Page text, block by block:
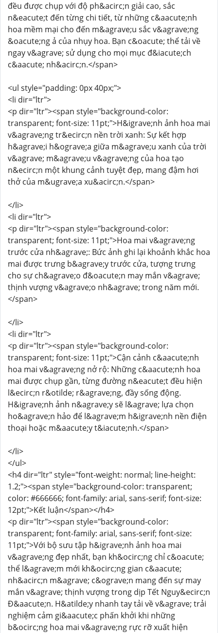
đều được chụp với độ ph&acirc;n giải cao, sắc
n&eacute;t đến từng chi tiết, từ những c&aacute;nh
hoa mềm mại cho đến m&agrave;u sắc v&agrave;ng
&oacute;ng ả của nhụy hoa. Bạn c&oacute; thể tải về
ngay v&agrave; sử dụng cho mọi mục đ&iacute;ch
c&aacute; nh&acirc;n.</span>
<ul style="padding: 0px 40px;">
<li dir="ltr">
<p dir="ltr"><span style="background-color:
transparent; font-size: 11pt;">H&igrave;nh ảnh hoa mai
v&agrave;ng tr&ecirc;n nền trời xanh: Sự kết hợp
h&agrave;i h&ograve;a giữa m&agrave;u xanh của trời
v&agrave; m&agrave;u v&agrave;ng của hoa tạo
n&ecirc;n một khung cảnh tuyệt đẹp, mang đậm hơi
thở của m&ugrave;a xu&acirc;n.</span>
</li>
<li dir="ltr">
<p dir="ltr"><span style="background-color:
transparent; font-size: 11pt;">Hoa mai v&agrave;ng
trước cửa nh&agrave;: Bức ảnh ghi lại khoảnh khắc hoa
mai được trưng b&agrave;y trước cửa, tượng trưng
cho sự ch&agrave;o đ&oacute;n may mắn v&agrave;
thịnh vượng v&agrave;o nh&agrave; trong năm mới.
</span>
</li>
<li dir="ltr">
<p dir="ltr"><span style="background-color:
transparent; font-size: 11pt;">Cận cảnh c&aacute;nh
hoa mai v&agrave;ng nở rộ: Những c&aacute;nh hoa
mai được chụp gần, từng đường n&eacute;t đều hiện
l&ecirc;n r&otilde; r&agrave;ng, đầy sống động.
H&igrave;nh ảnh n&agrave;y sẽ l&agrave; lựa chọn
ho&agrave;n hảo để l&agrave;m h&igrave;nh nền điện
thoại hoặc m&aacute;y t&iacute;nh.</span>
</li>
</ul>
<h4 dir="ltr" style="font-weight: normal; line-height:
1.2;"><span style="background-color: transparent;
color: #666666; font-family: arial, sans-serif; font-size:
12pt;">Kết luận</span></h4>
<p dir="ltr"><span style="background-color:
transparent; font-family: arial, sans-serif; font-size:
11pt;">Với bộ sưu tập h&igrave;nh ảnh hoa mai
v&agrave;ng đẹp nhất, bạn kh&ocirc;ng chỉ c&oacute;
thể l&agrave;m mới kh&ocirc;ng gian c&aacute;
nh&acirc;n m&agrave; c&ograve;n mang đến sự may
mắn v&agrave; thịnh vượng trong dịp Tết Nguy&ecirc;n
Đ&aacute;n. H&atilde;y nhanh tay tải về v&agrave; trải
nghiệm cảm gi&aacute;c phấn khởi khi những
b&ocirc;ng hoa mai v&agrave;ng rực rỡ xuất hiện